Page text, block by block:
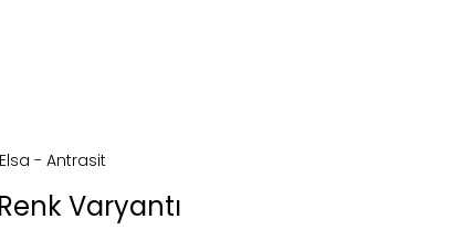
Varyantı